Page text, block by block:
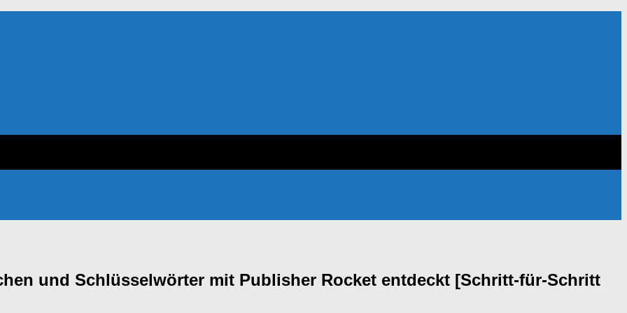
und Schlüsselwörter mit Publisher Rocket entdeckt [Schritt-für-Schritt